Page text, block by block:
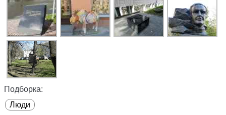
Подборка:
Люди